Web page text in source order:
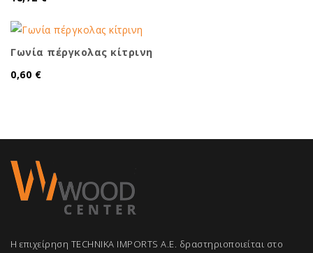
Γωνία πέργκολας κίτρινη
0,60 €
Η επιχείρηση TECHNIKA IMPORTS A.E. δραστηριοποιείται στο